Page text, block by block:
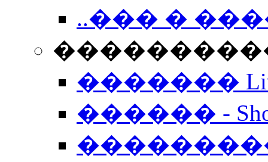
..��� �
����������
�������
������ -